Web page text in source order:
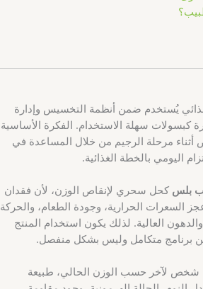
يُستخدم ضمن أنظمة التخسيس وإدارة
كبسولات سهلة الاستخدام. الفكرة الأساسية
مرحلة الرجيم من خلال المساعدة في
اليومي بالخطة الغذائية.
بلس كحل سحري لإنقاص الوزن، لأن فقدان
السعرات الحرارية، وجودة الطعام، والحركة
العالية. لذلك يكون استخدام المنتج
برنامج متكامل وليس بشكل منفصل.
شخص لآخر حسب الوزن الحالي، طبيعة